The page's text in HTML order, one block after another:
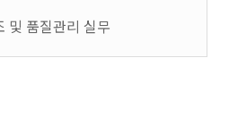
및 품질관리 실무